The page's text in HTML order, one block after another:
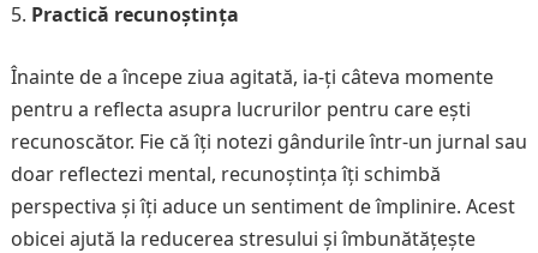
Practică recunoștința
Înainte de a începe ziua agitată, ia-ți câteva momente
pentru a reflecta asupra lucrurilor pentru care ești
recunoscător. Fie că îți notezi gândurile într-un jurnal sau
doar reflectezi mental, recunoștința îți schimbă
perspectiva și îți aduce un sentiment de împlinire. Acest
obicei ajută la reducerea stresului și îmbunătățește